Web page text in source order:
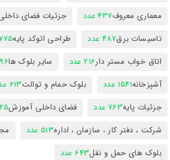
معماری معروف437 عدد جزئیات فضای
تاسیسات برق487 عدد طراحی اتوکد پایه775
اتاق خواب مستر دار216 عدد سایر بلوک ها596
آشپزخانه1541 عدد بلوک حمام و توالت613 عدد
جزئیات پایه763 عدد فضای داخلی آموزش25 عدد
شرکت ، دفتر کار ، سازمان ، اداره513 عدد
بلوک های حمل و نقل643 عدد